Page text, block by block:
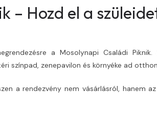
– Hozd el a
a Mosolynapi Családi Piknik.
színpad, zenepavilon és környéke ad
a rendezvény nem vásárlásról, hanem az